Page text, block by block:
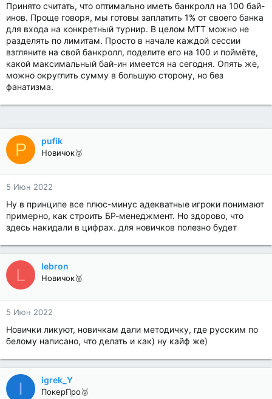
Принято считать, что оптимально иметь банкролл на 100 бай-
инов. Проще говоря, мы готовы заплатить 1% от своего банка
для входа на конкретный турнир. В целом МТТ можно не
разделять по лимитам. Просто в начале каждой сессии
взгляните на свой банкролл, поделите его на 100 и поймёте,
какой максимальный бай-ин имеется на сегодня. Опять же,
можно округлить сумму в большую сторону, но без
фанатизма.
P pufik
Новичок🥈
5 Июн 2022
Ну в принципе все плюс-минус адекватные игроки понимают
примерно, как строить БР-менеджмент. Но здорово, что
здесь накидали в цифрах. для новичков полезно будет
L lebron
Новичок🥈
5 Июн 2022
Новички ликуют, новичкам дали методичку, где русским по
белому написано, что делать и как) ну кайф же)
I igrek_Y
ПокерПро🥈